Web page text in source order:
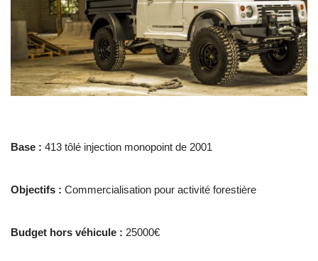
Base : 413 tôlé injection monopoint de 2001
Objectifs : Commercialisation pour activité forestière
Budget hors véhicule : 25000€